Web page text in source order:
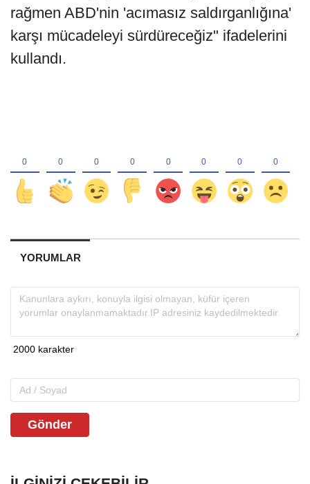
rağmen ABD'nin 'acımasız saldırganlığına'
karşı mücadeleyi sürdüreceğiz" ifadelerini
kullandı.
YORUMLAR
Gönder